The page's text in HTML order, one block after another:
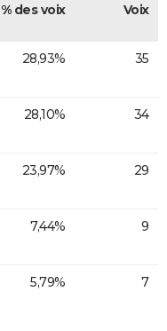
% des voix Voix
28,93% 35
28,10% 34
23,97% 29
7,44% 9
5,79% 7